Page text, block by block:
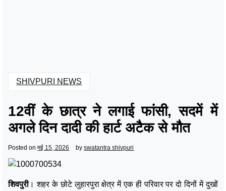
SHIVPURI NEWS
12वीं के छात्र ने लगाई फांसी, सदमें में
अगले दिन दादी की हार्ट अटैक से मौत
Posted onमई 15, 2026 byswatantra shivpuri
शिवपुरी। शहर के छोटे लुहारपुरा क्षेत्र में एक ही परिवार पर दो दिनों में दुखों